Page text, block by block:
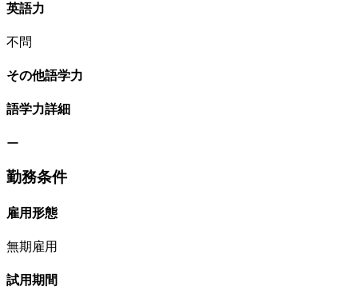
英語力
不問
その他語学力
語学力詳細
ー
勤務条件
雇用形態
無期雇用
試用期間